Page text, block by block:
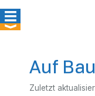
Auf
Zuletzt